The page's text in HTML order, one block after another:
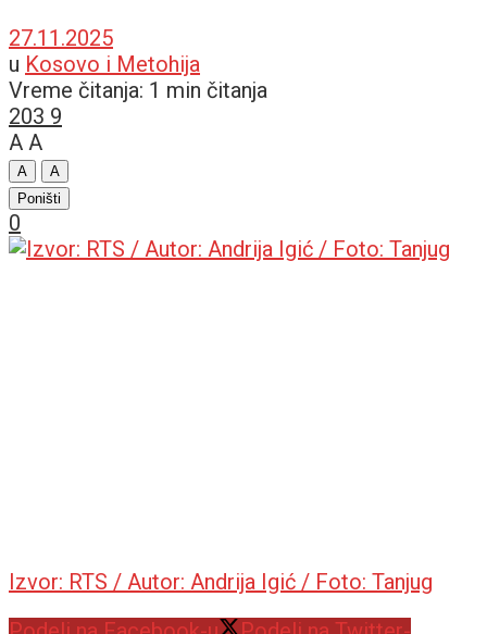
27.11.2025
u Kosovo i Metohija
Vreme čitanja: 1 min čitanja
203 9
A A
A
A
Poništi
0
Izvor: RTS / Autor: Andrija Igić / Foto: Tanjug